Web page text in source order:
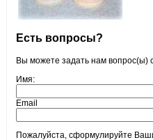
Есть вопросы?
Вы можете задать нам
Имя:
Email
Пожалуйста, сформулируйте